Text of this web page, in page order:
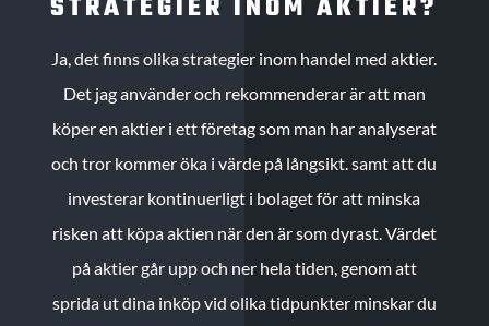
STRATEGIER INOM AKTIER?
Ja, det finns olika strategier inom handel med aktier.
Det jag använder och rekommenderar är att man
köper en aktier i ett företag som man har analyserat
och tror kommer öka i värde på långsikt. samt att du
investerar kontinuerligt i bolaget för att minska
risken att köpa aktien när den är som dyrast. Värdet
på aktier går upp och ner hela tiden, genom att
sprida ut dina inköp vid olika tidpunkter minskar du